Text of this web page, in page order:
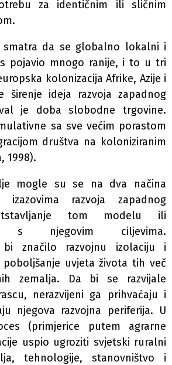
za identičnim ili sličnim
smatra da se globalno lokalni i
pojavio mnogo ranije, i to u tri
kolonizacija Afrike, Azije i
širenje ideja razvoja zapadnog
je doba slobodne trgovine.
sa sve većim porastom
društva na koloniziranim
1998).
mogle su se na dva načina
razvoja zapadnog
tom modelu ili
s njegovim ciljevima.
bi značilo razvojnu izolaciju i
poboljšanje uvjeta života tih več
zemalja. Da bi se razvijale
nerazvijeni ga prihvaćaju i
njegova razvojna periferija. U
(primjerice putem agrarne
uspio ugroziti svjetski ruralni
tehnologije, stanovništvo i